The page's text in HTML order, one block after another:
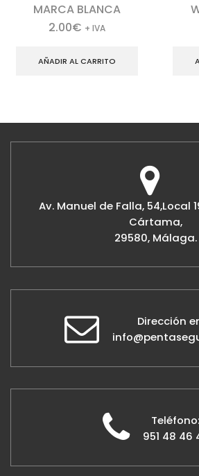
MARCA BLANCA
2.00€ + IVA
AÑADIR AL CARRITO
Av. Manuel de Falla, 54,Local
Cártama,
29580, Málaga.
Dirección
Teléfono:
951 48 46